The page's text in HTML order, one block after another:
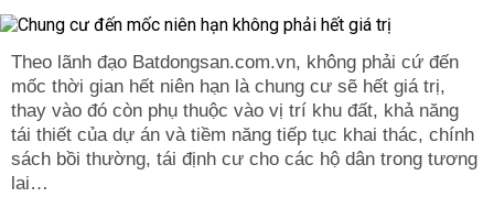
Theo lãnh đạo Batdongsan.com.vn, không phải cứ đến
mốc thời gian hết niên hạn là chung cư sẽ hết giá trị,
thay vào đó còn phụ thuộc vào vị trí khu đất, khả năng
tái thiết của dự án và tiềm năng tiếp tục khai thác, chính
sách bồi thường, tái định cư cho các hộ dân trong tương
lai…